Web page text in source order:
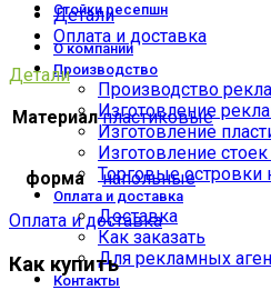
Стойки ресепшн
О компании
Производство
Производство
Изготовление
Изготовление
Изготовление
Торговые островки
Оплата и доставка
Доставка
Как заказать
Для рекламных
Контакты
Детали
Оплата и доставка
Детали
Материал пластиковые
форма
напольные
Оплата и доставка
Как купить